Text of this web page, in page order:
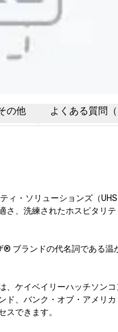
の他 よくある質問（
・ソリューションズ（
、洗練されたホスピタリ
ブランドの代名詞である
ケイベイリーハッチソン
、バンク・オブ・アメリ
できます。